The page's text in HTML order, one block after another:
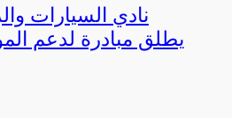
نادي السيارات
يطلق مبادرة لدعم